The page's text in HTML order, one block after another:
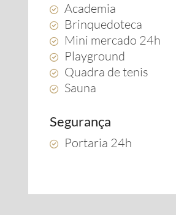
Academia
Brinquedoteca
Mini mercado 24h
Playground
Quadra de tenis
Sauna
Segurança
Portaria 24h